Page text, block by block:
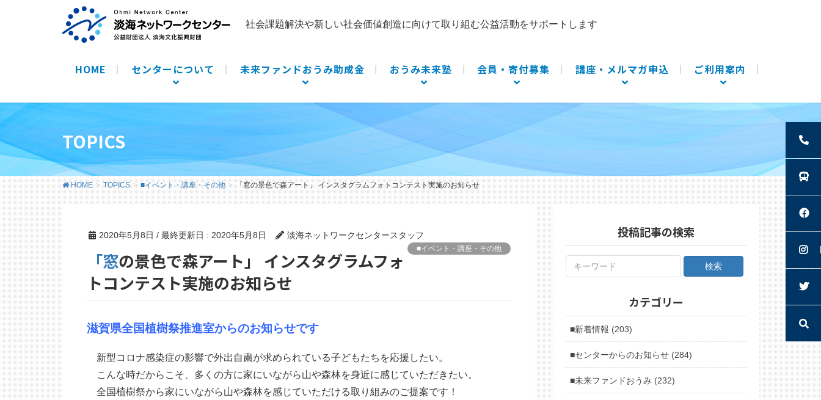
社会課題解決や新しい社会価値創造に向けて取り組む公益活動をサポートします
HOME センターについて 未来ファンドおうみ助成金 おうみ未来塾 会員・寄付募集 講座・メルマガ申込 ご利用案内
TOPICS
HOME TOPICS ■イベント・講座・その他 「窓の景色で森アート」 インスタグラムフォトコンテスト実施のお知らせ
2020年5月8日 / 最終更新日 : 2020年5月8日 淡海ネットワークセンタースタッフ
■イベント・講座・その他
「窓の景色で森アート」 インスタグラムフォ
トコンテスト実施のお知らせ
滋賀県全国植樹祭推進室からのお知らせです
新型コロナ感染症の影響で外出自粛が求められている子どもたちを応援したい。
こんな時だからこそ、多くの方に家にいながら山や森林を身近に感じていただきたい。
全国植樹祭から家にいながら山や森林を感じていただける取り組みのご提案です！
投稿記事の検索
カテゴリー
■新着情報 (203)
■センターからのお知らせ (284)
■未来ファンドおうみ (232)